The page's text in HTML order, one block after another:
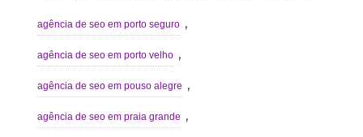
agência de seo em porto seguro ,
agência de seo em porto velho ,
agência de seo em pouso alegre ,
agência de seo em praia grande ,